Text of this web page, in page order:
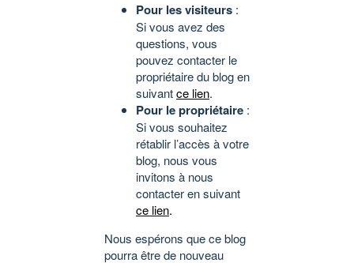
Pour les visiteurs :
Si vous avez des
questions, vous
pouvez contacter le
propriétaire du blog en
suivantce lien.
Pour le propriétaire :
Si vous souhaitez
rétablir l’accès à votre
blog, nous vous
invitons à nous
contacter en suivant
ce lien.
Nous espérons que ce blog
pourra être de nouveau